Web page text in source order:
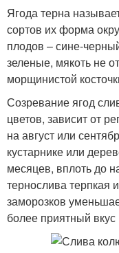
Ягода терна
сортов их форма
плодов – сине-
зеленые, мякоть не
морщинистой
Созревание ягод
цветов, зависит от
на август или
кустарнике или
месяцев, вплоть до
тернослива терпкая
заморозков
более приятный